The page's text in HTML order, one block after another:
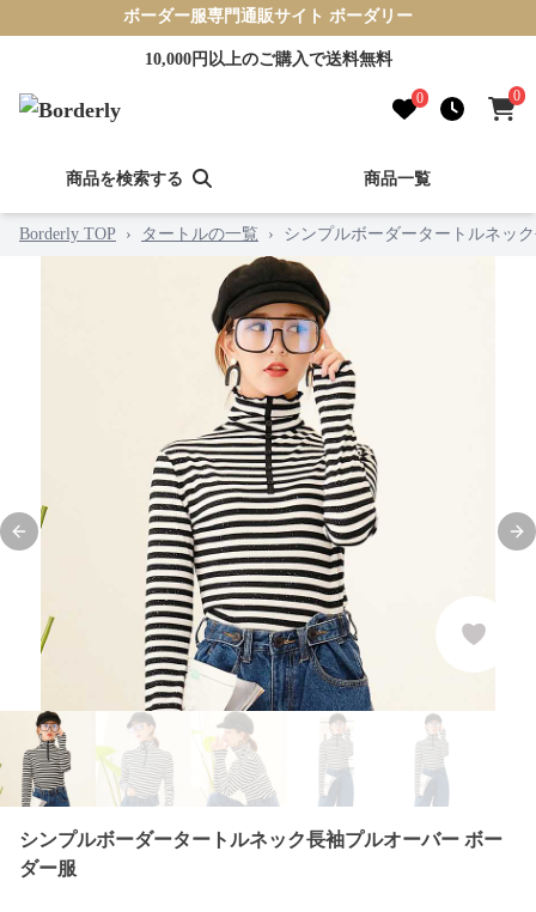
ボーダー服専門通販サイト ボーダリー
10,000円以上のご購入で送料無料
0 0
商品を検索する 商品一覧
Borderly TOP › タートルの一覧 › シンプルボーダータートルネッ
Previous slide
シンプルボーダータートルネック長袖プルオーバー ボー
ダー服